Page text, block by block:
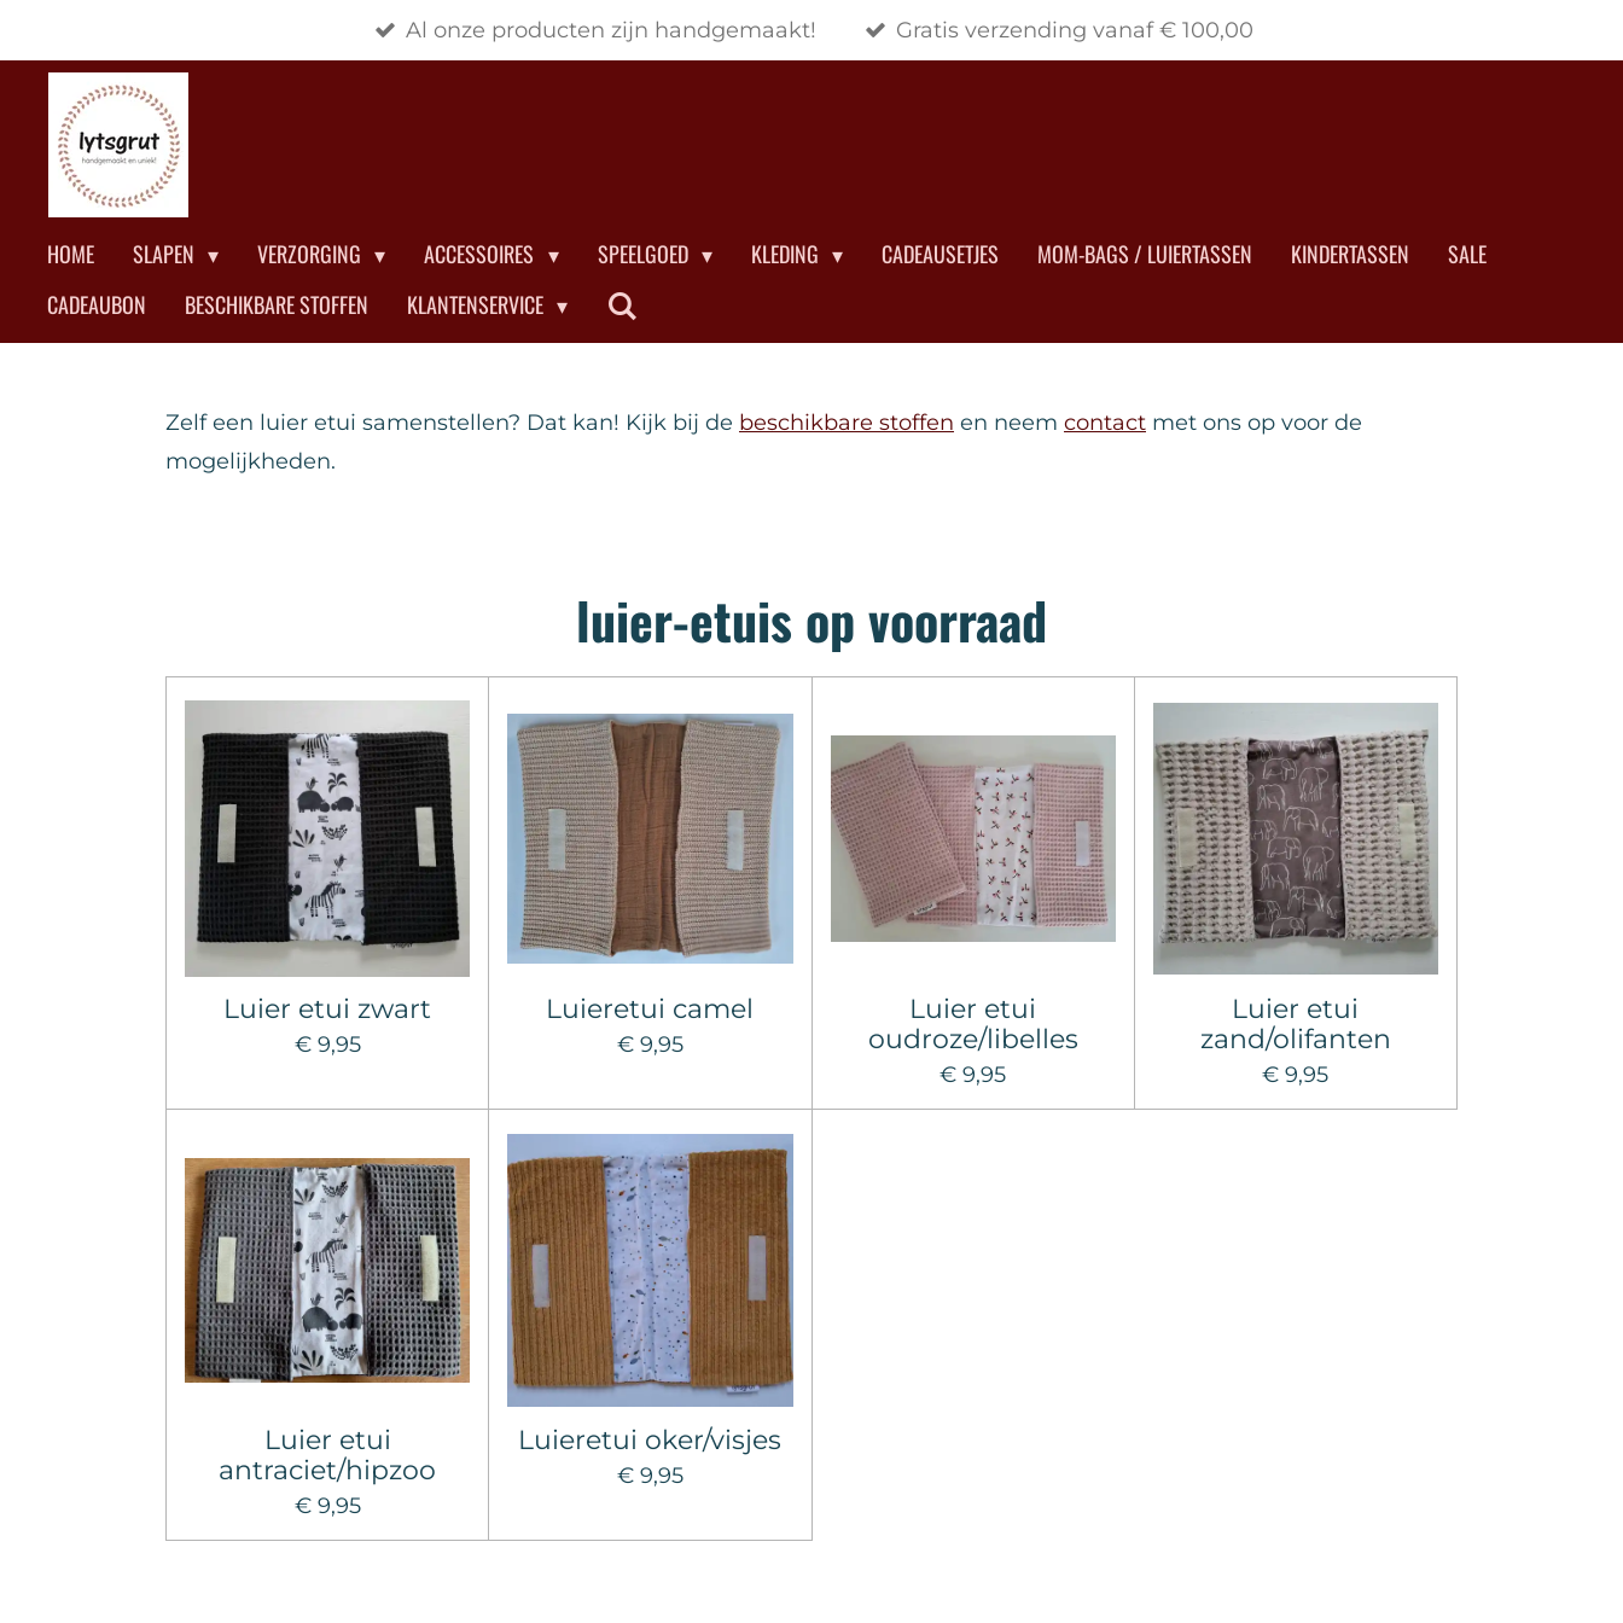
direct
hoofdinhoud
Al onze producten zijn handgemaakt! Gratis verzending vanaf € 100,00
HOME SLAPEN VERZORGING ACCESSOIRES SPEELGOED KLEDING CADEAUSETJES MOM-BAGS / LUIERTASSEN KINDERTASSEN
SALE
CADEAUBON
BESCHIKBARE STOFFEN KLANTENSERVICE
Zelf een luier etui samenstellen? Dat kan! Kijk bij de beschikbare stoffen en neem contact met ons op voor de
mogelijkheden.
luier-etuis op voorraad
Luier etui zwart
€ 9,95
Luieretui camel
€ 9,95
Luier etui
oudroze/libelles
€ 9,95
Luier etui
zand/olifanten
€ 9,95
Luier etui
antraciet/hipzoo
€ 9,95
Luieretui oker/visjes
€ 9,95